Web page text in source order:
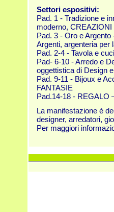
Settori espositivi:
Pad. 1 - Tradizione e
moderno, CREAZIONI
Pad. 3 - Oro e
Argenti, argenteria per
Pad. 2-4 - Tavola e
Pad- 6-10 - Arredo e
oggettistica di Design
Pad. 9-11 - Bijoux e
FANTASIE
Pad.14-18 - REGALO
La manifestazione è
designer, arredatori,
Per maggiori